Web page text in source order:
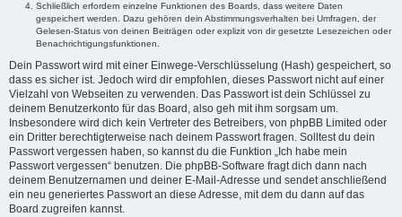
Schließlich erfordern einzelne Funktionen des Boards, dass weitere Daten
gespeichert werden. Dazu gehören dein Abstimmungsverhalten bei Umfragen, der
Gelesen-Status von deinen Beiträgen oder explizit von dir gesetzte Lesezeichen oder
Benachrichtigungsfunktionen.
Dein Passwort wird mit einer Einwege-Verschlüsselung (Hash) gespeichert, so
dass es sicher ist. Jedoch wird dir empfohlen, dieses Passwort nicht auf einer
Vielzahl von Webseiten zu verwenden. Das Passwort ist dein Schlüssel zu
deinem Benutzerkonto für das Board, also geh mit ihm sorgsam um.
Insbesondere wird dich kein Vertreter des Betreibers, von phpBB Limited oder
ein Dritter berechtigterweise nach deinem Passwort fragen. Solltest du dein
Passwort vergessen haben, so kannst du die Funktion „Ich habe mein
Passwort vergessen“ benutzen. Die phpBB-Software fragt dich dann nach
deinem Benutzernamen und deiner E-Mail-Adresse und sendet anschließend
ein neu generiertes Passwort an diese Adresse, mit dem du dann auf das
Board zugreifen kannst.